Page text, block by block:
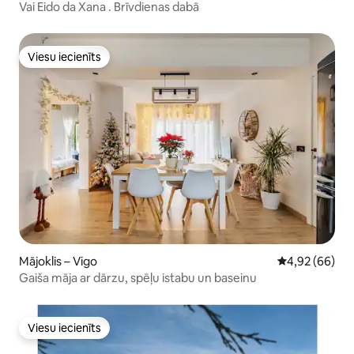
Vai Eido da Xana . Brīvdienas dabā
Viesu iecienīts
Viesu iecienīts
Mājoklis – Vigo Vidējais
4,92 (66)
Gaiša māja ar dārzu, spēļu istabu un baseinu
Viesu iecienīts
Viesu iecienīts